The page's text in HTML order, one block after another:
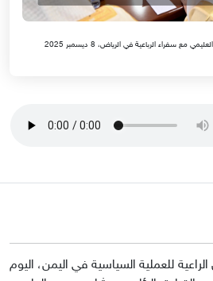
لقاء رئيس مجلس القيادة الرئاسي رشاد العليمي مع سفراء الرباعية في الرياض، 8 ديسمبر 2025
للعملية السياسية في اليمن، اليوم